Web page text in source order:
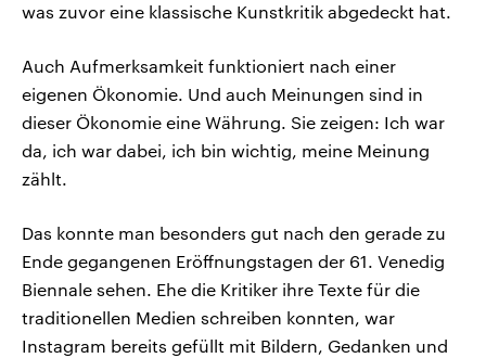
was zuvor eine klassische Kunstkritik abgedeckt hat.
Auch Aufmerksamkeit funktioniert nach einer
eigenen Ökonomie. Und auch Meinungen sind in
dieser Ökonomie eine Währung. Sie zeigen: Ich war
da, ich war dabei, ich bin wichtig, meine Meinung
zählt.
Das konnte man besonders gut nach den gerade zu
Ende gegangenen Eröffnungstagen der 61. Venedig
Biennale sehen. Ehe die Kritiker ihre Texte für die
traditionellen Medien schreiben konnten, war
Instagram bereits gefüllt mit Bildern, Gedanken und